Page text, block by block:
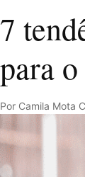
Pesquisar
7
para
Por Camila Mota